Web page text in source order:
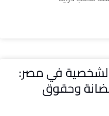
الشخصية في مصر:
وحقوق